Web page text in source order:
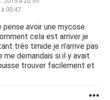
00:47
pense avoir une mycose
cela est arriver je
très timide je n'arrive pas
me demandais si il y avait
trouver facilement et